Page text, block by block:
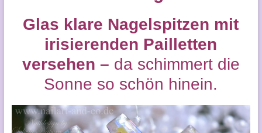
Glas klare Nagelspitzen mit
irisierenden Pailletten
versehen – da schimmert die
Sonne so schön hinein.